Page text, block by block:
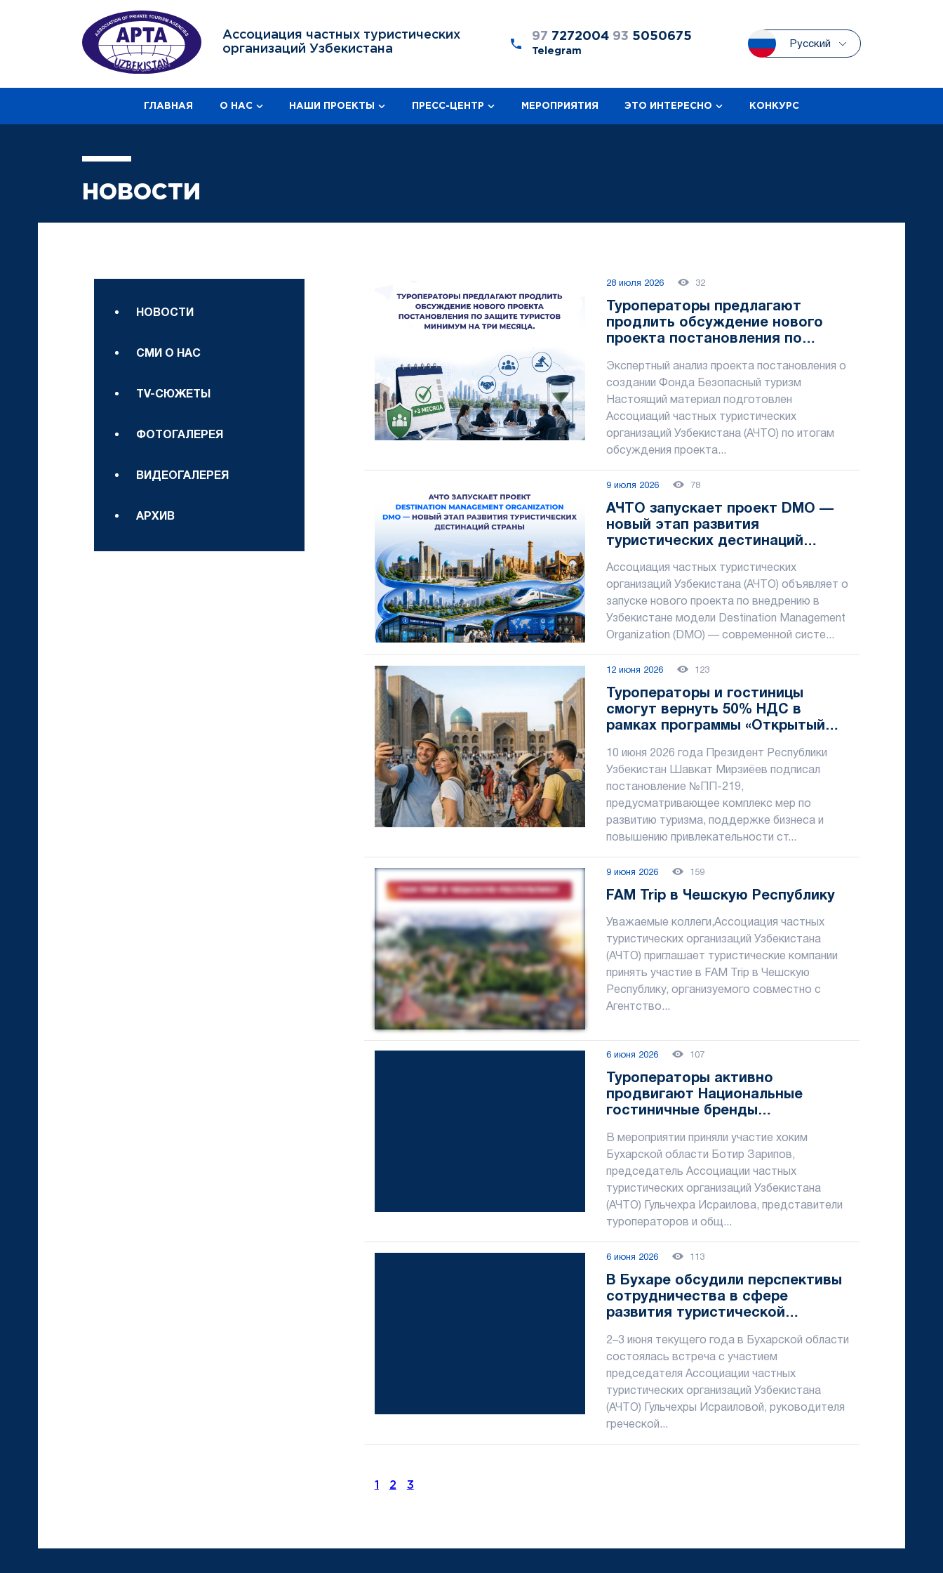
Ассоциация частных туристических
организаций Узбекистана
97 7272004 93 5050675
Telegram
Русский
ГЛАВНАЯ О НАС НАШИ ПРОЕКТЫ ПРЕСС-ЦЕНТР МЕРОПРИЯТИЯ ЭТО ИНТЕРЕСНО КОНКУРС
НОВОСТИ
НОВОСТИ
СМИ О НАС
TV-СЮЖЕТЫ
ФОТОГАЛЕРЕЯ
ВИДЕОГАЛЕРЕЯ
АРХИВ
28 июля 2026 32
Туроператоры предлагают
продлить обсуждение нового
проекта постановления по
месяца
Экспертный анализ проекта постановления о
создании Фонда Безопасный туризм
Настоящий материал подготовлен
Ассоциаций частных туристических
организаций Узбекистана (АЧТО) по итогам
обсуждения проекта...
9 июля 2026 78
АЧТО запускает проект DMO —
новый этап развития
туристических дестинаций
Ассоциация частных туристических
организаций Узбекистана (АЧТО) объявляет о
запуске нового проекта по внедрению в
Узбекистане модели Destination Management
Organization (DMO) — современной систе...
12 июня 2026 123
Туроператоры и гостиницы
смогут вернуть 50% НДС в
рамках программы «Открытый
10 июня 2026 года Президент Республики
Узбекистан Шавкат Мирзиёев подписал
постановление №ПП-219,
предусматривающее комплекс мер по
развитию туризма, поддержке бизнеса и
повышению привлекательности ст...
9 июня 2026 159
FAM Trip в Чешскую Республику
Уважаемые коллеги,Ассоциация частных
туристических организаций Узбекистана
(АЧТО) приглашает туристические компании
принять участие в FAM Trip в Чешскую
Республику, организуемого совместно с
Агентство...
6 июня 2026 107
Туроператоры активно
продвигают Национальные
гостиничные бренды
В мероприятии приняли участие хоким
Бухарской области Ботир Зарипов,
председатель Ассоциации частных
туристических организаций Узбекистана
(АЧТО) Гульчехра Исраилова, представители
туроператоров и общ...
6 июня 2026 113
В Бухаре обсудили перспективы
сотрудничества в сфере
развития туристической
2–3 июня текущего года в Бухарской области
состоялась встреча с участием
председателя Ассоциации частных
туристических организаций Узбекистана
(АЧТО) Гульчехры Исраиловой, руководителя
греческой...
1 2 3